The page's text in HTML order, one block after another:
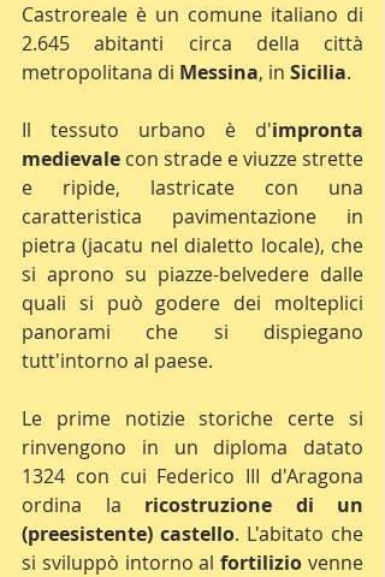
Castroreale è un comune italiano di
2.645 abitanti circa della città
metropolitana di Messina, in Sicilia.
Il tessuto urbano è d'impronta
medievale con strade e viuzze strette
e ripide, lastricate con una
caratteristica pavimentazione in
pietra (jacatu nel dialetto locale), che
si aprono su piazze-belvedere dalle
quali si può godere dei molteplici
panorami che si dispiegano
tutt'intorno al paese.
Le prime notizie storiche certe si
rinvengono in un diploma datato
1324 con cui Federico III d'Aragona
ordina la ricostruzione di un
(preesistente) castello. L'abitato che
si sviluppò intorno al fortilizio venne